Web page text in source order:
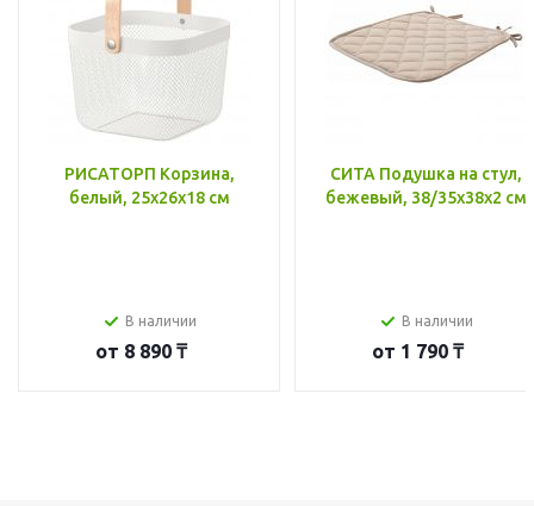
РИСАТОРП Корзина,
белый, 25x26x18 см
В наличии
от 8 890 ₸
СИТА Подушка на стул,
бежевый, 38/35x38x2 см
В наличии
от 1 790 ₸